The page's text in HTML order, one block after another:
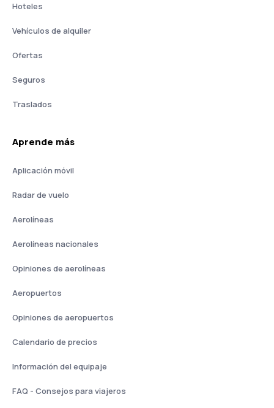
Hoteles
Vehículos de alquiler
Ofertas
Seguros
Traslados
Aprende más
Aplicación móvil
Radar de vuelo
Aerolíneas
Aerolíneas nacionales
Opiniones de aerolíneas
Aeropuertos
Opiniones de aeropuertos
Calendario de precios
Información del equipaje
FAQ - Consejos para viajeros